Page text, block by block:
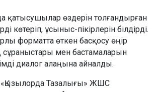
қатысушылар өздерін толғандырған
көтеріп, ұсыныс-пікірлерін білдірді.
форматта өткен басқосу өңір
мен бастамаларын
диалог алаңына айналды.
«Қызылорда Тазалығы» ЖШС